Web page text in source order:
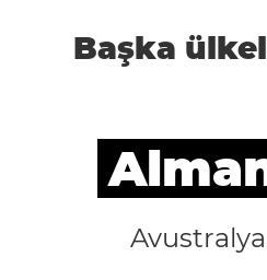
Başka
Avustralya